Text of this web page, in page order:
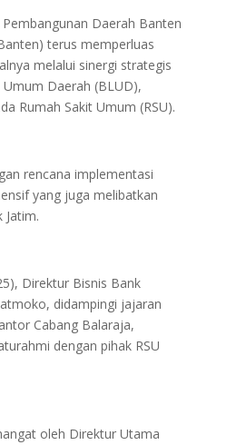
Daerah Banten
terus memperluas
melalui sinergi strategis
Daerah (BLUD),
Rumah Sakit Umum (RSU).
rencana implementasi
yang juga melibatkan
Jatim.
Direktur Bisnis Bank
didampingi jajaran
Cabang Balaraja,
dengan pihak RSU
oleh Direktur Utama